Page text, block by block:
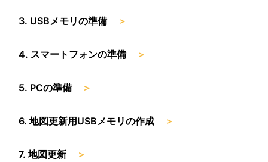
3. USBメモリの準備 ＞
4. スマートフォンの準備 ＞
5. PCの準備 ＞
6. 地図更新用USBメモリの作成 ＞
7. 地図更新 ＞